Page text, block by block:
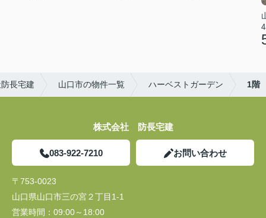
長宅建 山口市の物件一覧 ハーベストガーデン 1階
株式会社 防長宅建
083-922-7210 お問い合わせ
〒753-0023
山口県山口市三の宮２丁目1-1
営業時間： 09:00～18:00